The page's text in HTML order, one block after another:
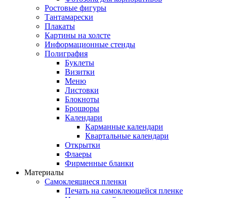
Ростовые фигуры
Тантамарески
Плакаты
Картины на холсте
Информационные стенды
Полиграфия
Буклеты
Визитки
Меню
Листовки
Блокноты
Брошюры
Календари
Карманные календари
Квартальные календари
Открытки
Флаеры
Фирменные бланки
Материалы
Самоклеящиеся пленки
Печать на самоклеющейся пленке